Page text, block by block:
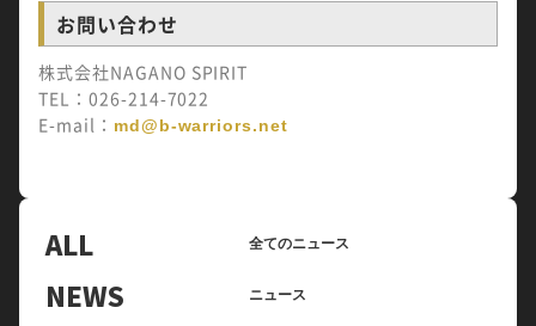
お問い合わせ
株式会社NAGANO SPIRIT
TEL：026-214-7022
E-mail： md@b-warriors.net
ALL 全てのニュース
NEWS ニュース